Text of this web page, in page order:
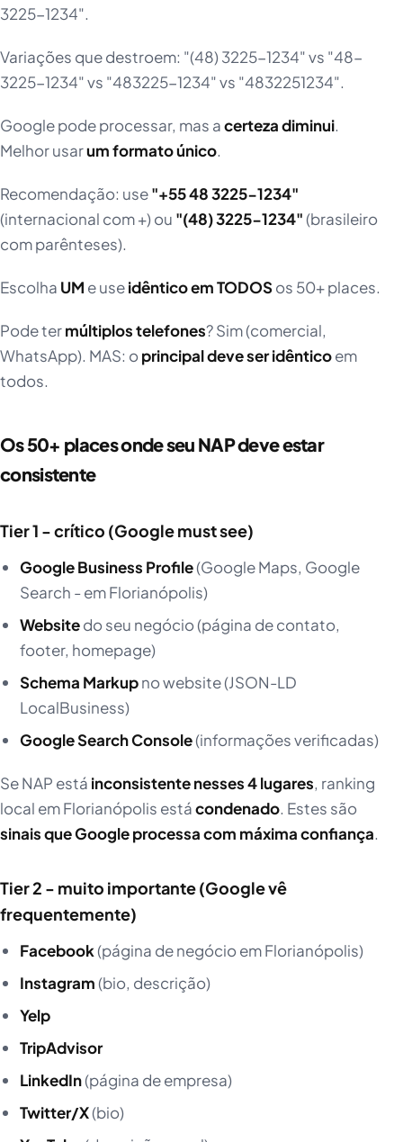
3225-1234".
Variações que destroem: "(48) 3225-1234" vs "48-
3225-1234" vs "483225-1234" vs "4832251234".
Google pode processar, mas acerteza diminui.
Melhor usarum formato único.
Recomendação: use"+55 48 3225-1234"
(internacional com +) ou "(48) 3225-1234"(brasileiro
com parênteses).
Escolha UM e useidêntico em TODOSos 50+ places.
Pode termúltiplos telefones? Sim (comercial,
WhatsApp). MAS: oprincipal deve ser idênticoem
todos.
Os 50+ places onde seu NAP deve estar
consistente
Tier 1 - crítico (Google must see)
Google Business Profile(Google Maps, Google
Search - em Florianópolis)
Websitedo seu negócio (página de contato,
footer, homepage)
Schema Markupno website (JSON-LD
LocalBusiness)
Google Search Console(informações verificadas)
Se NAP está inconsistente nesses 4 lugares, ranking
local em Florianópolis estácondenado. Estes são
sinais que Google processa com máxima confiança.
Tier 2 - muito importante (Google vê
frequentemente)
Facebook(página de negócio em Florianópolis)
Instagram(bio, descrição)
Yelp
TripAdvisor
LinkedIn(página de empresa)
Twitter/X(bio)